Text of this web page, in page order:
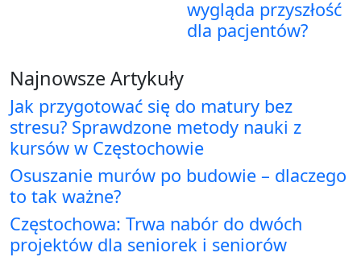
wygląda przyszłość
dla pacjentów?
Najnowsze Artykuły
Jak przygotować się do matury bez
stresu? Sprawdzone metody nauki z
kursów w Częstochowie
Osuszanie murów po budowie – dlaczego
to tak ważne?
Częstochowa: Trwa nabór do dwóch
projektów dla seniorek i seniorów